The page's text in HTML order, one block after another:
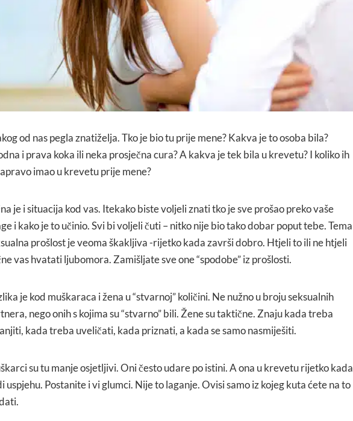
od nas pegla znatiželja. Tko je bio tu prije mene? Kakva je to osoba bila?
i prava koka ili neka prosječna cura? A kakva je tek bila u krevetu? I koliko ih
imao u krevetu prije mene?
je i situacija kod vas. Itekako biste voljeli znati tko je sve prošao preko vaše
i kako je to učinio. Svi bi voljeli čuti – nitko nije bio tako dobar poput tebe. Tema
prošlost je veoma škakljiva -rijetko kada završi dobro. Htjeli to ili ne htjeli
vas hvatati ljubomora. Zamišljate sve one “spodobe” iz prošlosti.
je kod muškaraca i žena u “stvarnoj” količini. Ne nužno u broju seksualnih
nego onih s kojima su “stvarno” bili. Žene su taktične. Znaju kada treba
kada treba uveličati, kada priznati, a kada se samo nasmiješiti.
su tu manje osjetljivi. Oni često udare po istini. A ona u krevetu rijetko kada
uspjehu. Postanite i vi glumci. Nije to laganje. Ovisi samo iz kojeg kuta ćete na to